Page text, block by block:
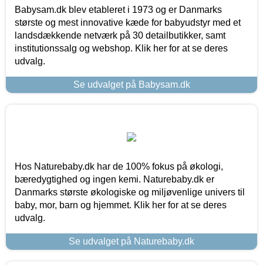
Babysam.dk blev etableret i 1973 og er Danmarks
største og mest innovative kæde for babyudstyr med et
landsdækkende netværk på 30 detailbutikker, samt
institutionssalg og webshop. Klik her for at se deres
udvalg.
Se udvalget på Babysam.dk
Hos Naturebaby.dk har de 100% fokus på økologi,
bæredygtighed og ingen kemi. Naturebaby.dk er
Danmarks største økologiske og miljøvenlige univers til
baby, mor, barn og hjemmet. Klik her for at se deres
udvalg.
Se udvalget på Naturebaby.dk